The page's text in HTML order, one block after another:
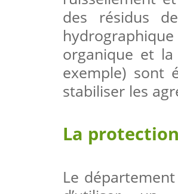
des résidus
organique et
exemple) sont
stabiliser les
La
Le